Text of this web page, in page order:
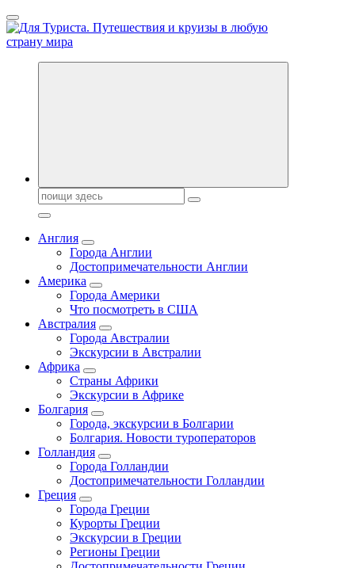
Перейти
к
содержанию
Новости туризма, куда поехать на отдых, где провести отпуск.
Поиск:
Англия
Города Англии
Достопримечательности Англии
Америка
Города Америки
Что посмотреть в США
Австралия
Города Австралии
Экскурсии в Австралии
Африка
Страны Африки
Экскурсии в Африке
Болгария
Города, экскурсии в Болгарии
Болгария. Новости туроператоров
Голландия
Города Голландии
Достопримечательности Голландии
Греция
Города Греции
Курорты Греции
Экскурсии в Греции
Регионы Греции